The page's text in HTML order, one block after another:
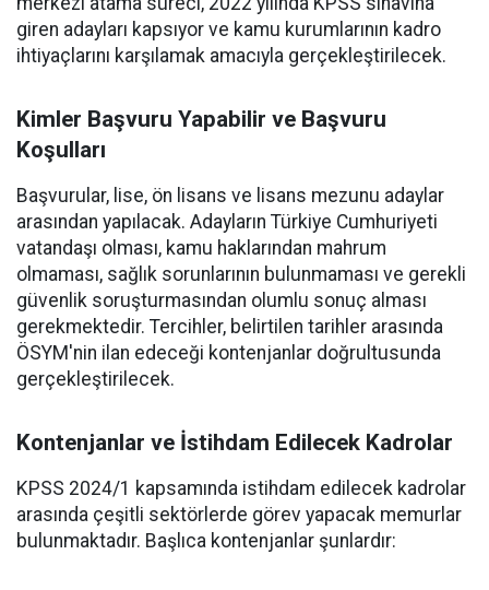
giren adayları kapsıyor ve kamu kurumlarının kadro
ihtiyaçlarını karşılamak amacıyla gerçekleştirilecek.
Kimler Başvuru Yapabilir ve Başvuru
Koşulları
Başvurular, lise, ön lisans ve lisans mezunu adaylar
arasından yapılacak. Adayların Türkiye Cumhuriyeti
vatandaşı olması, kamu haklarından mahrum
olmaması, sağlık sorunlarının bulunmaması ve gerekli
güvenlik soruşturmasından olumlu sonuç alması
gerekmektedir. Tercihler, belirtilen tarihler arasında
ÖSYM'nin ilan edeceği kontenjanlar doğrultusunda
gerçekleştirilecek.
Kontenjanlar ve İstihdam Edilecek Kadrolar
KPSS 2024/1 kapsamında istihdam edilecek kadrolar
arasında çeşitli sektörlerde görev yapacak memurlar
bulunmaktadır. Başlıca kontenjanlar şunlardır: